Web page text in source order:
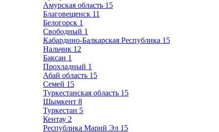
Амурская область 15
Благовещенск 11
Белогорск 1
Свободный 1
Кабардино-Балкарская Республика 15
Нальчик 12
Баксан 1
Прохладный 1
Абай область 15
Семей 15
Туркестанская область 15
Шымкент 8
Туркестан 5
Кентау 2
Республика Марий Эл 15